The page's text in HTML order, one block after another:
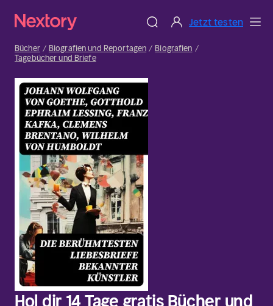
Jetzt testen
Bücher Biografien und Reportagen
Biografien
Tagebücher und Briefe
Hol dir 14 Tage gratis Bücher und